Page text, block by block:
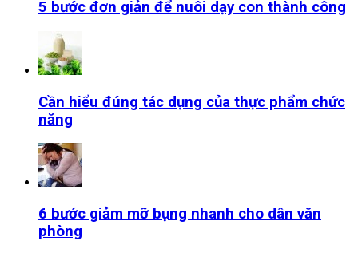
5 bước đơn giản để nuôi dạy con thành công
Cần hiểu đúng tác dụng của thực phẩm chức
năng
6 bước giảm mỡ bụng nhanh cho dân văn
phòng